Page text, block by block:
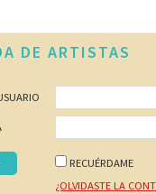
DE ARTISTAS
RECUÉRDAME
¿OLVIDASTE LA